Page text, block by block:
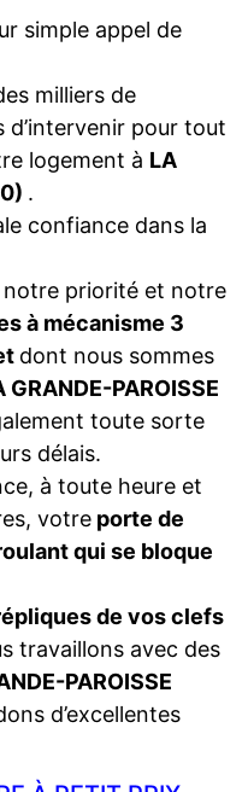
simple appel de
milliers de
d’intervenir pour tout
logement à LA
.
confiance dans la
notre priorité et notre
à mécanisme 3
dont nous sommes
PAROISSE
toute sorte
délais.
à toute heure et
votre porte de
qui se bloque
de vos clefs
travaillons avec des
PAROISSE
d’excellentes